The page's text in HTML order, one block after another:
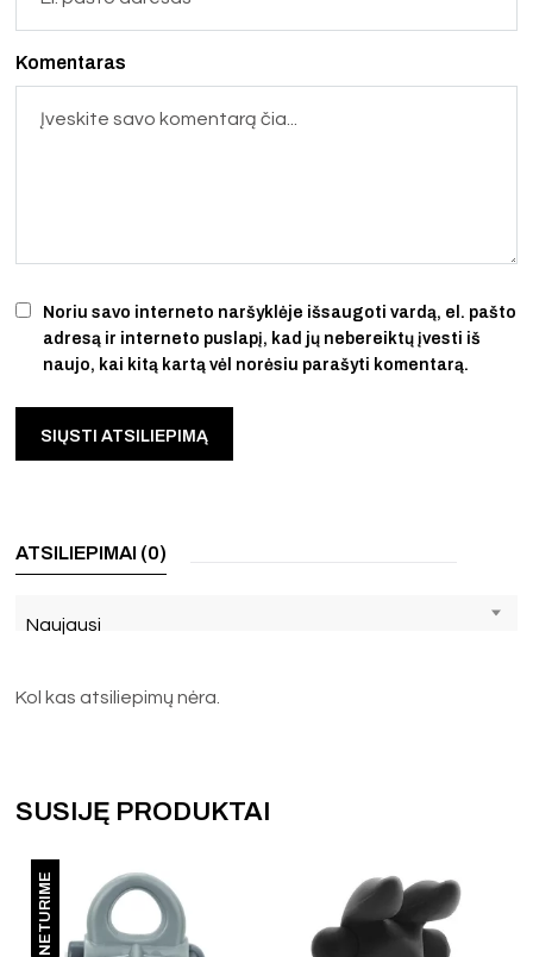
Noriu savo interneto naršyklėje išsaugoti vardą, el. pašto
adresą ir interneto puslapį, kad jų nebereiktų įvesti iš
naujo, kai kitą kartą vėl norėsiu parašyti komentarą.
Komentaras
ATSILIEPIMAI (0)
Naujausi
Kol kas atsiliepimų nėra.
SUSIJĘ PRODUKTAI
NETURIME